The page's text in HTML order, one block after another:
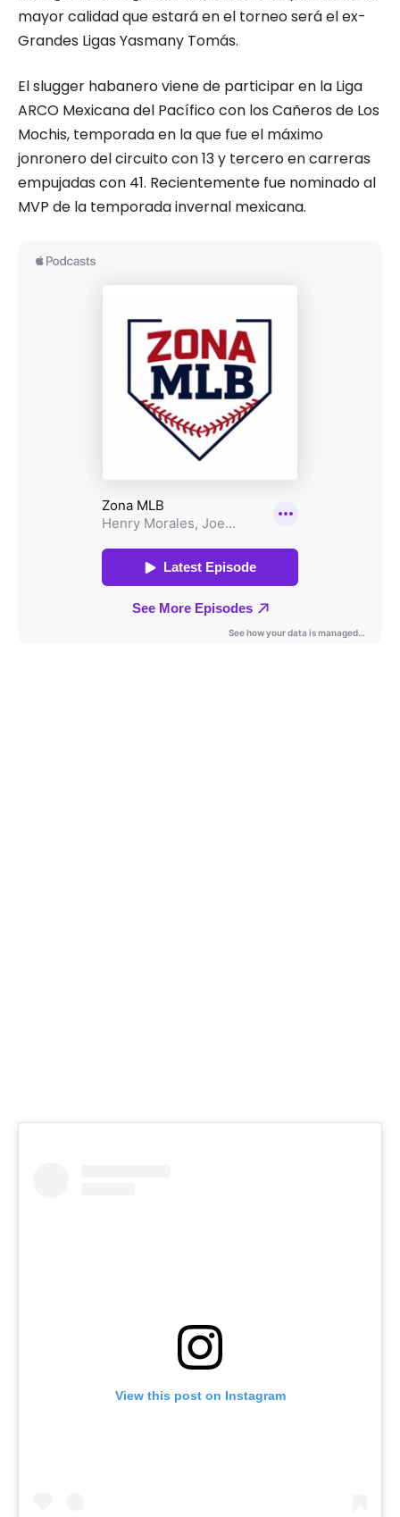
mayor calidad que estará en el torneo será el ex-
Grandes Ligas Yasmany Tomás.
El slugger habanero viene de participar en la Liga
ARCO Mexicana del Pacífico con los Cañeros de Los
Mochis, temporada en la que fue el máximo
jonronero del circuito con 13 y tercero en carreras
empujadas con 41. Recientemente fue nominado al
MVP de la temporada invernal mexicana.
View this post on Instagram